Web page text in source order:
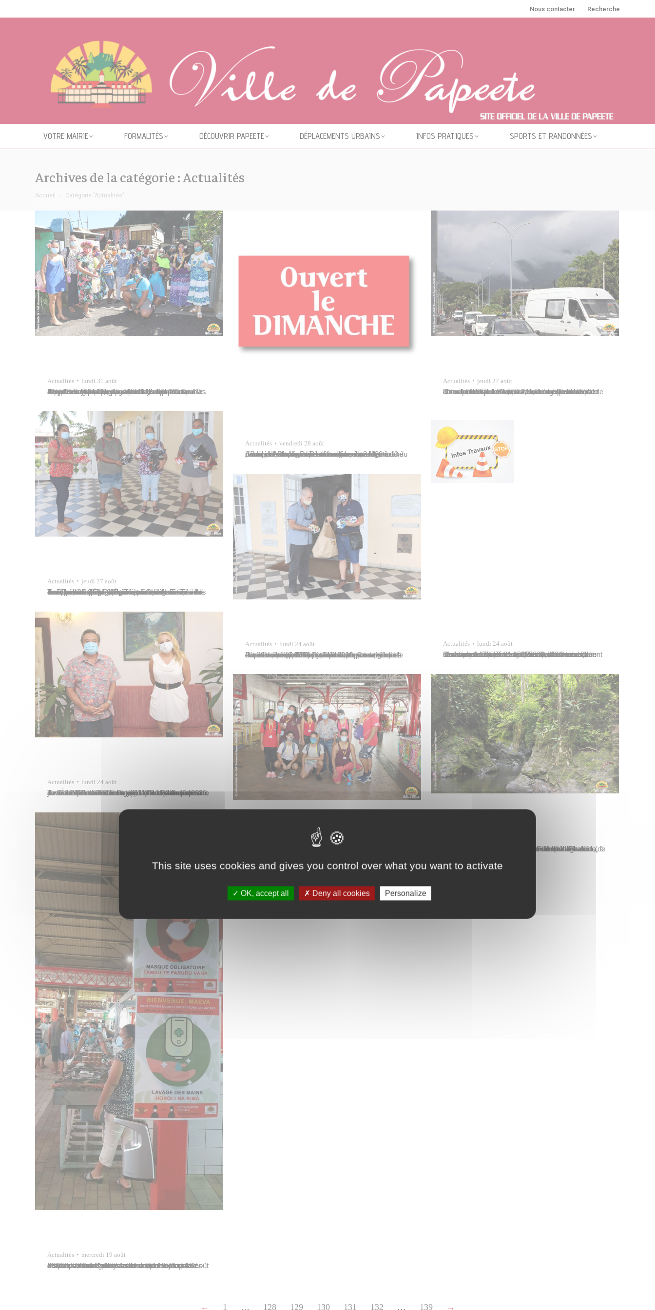
Nous contacter Recherche
VOTRE MAIRIE FORMALITÉS DÉCOUVRIR PAPEETE DÉPLACEMENTS URBAINS INFOS PRATIQUES SPORTS ET RANDONNÉES
Archives de la catégorie :Actualités
Vous êtes ici :
Accueil Catégorie "Actualités"
Actualités lundi 31 août
Afin d’enrayer la propagation du covid-19 en Polynésie française, les autorités ont décidé d’imposer le port du masque dans l’espace public. Dans ce contexte, et pour aider les populations à respecter cette obligation, le Pays a lancé l’opération “Masques solidaires”, en partenariat avec le club FACE, dans le but d’offrir aux familles les plus fragiles…
Actualités vendredi 28 août
Afin de répondre aux nombreuses interrogations du public, la Ville de Papeete confirme que le marché municipal Mapuru a Paraita reste ouvert le dimanche aux heures habituelles, de 3 h 30 à 10 heures. Il est rappelé aux usagers que le port du masque est obligatoire dans le centre-ville, notamment au marché et ses abords…
Actualités jeudi 27 août
Une opération de rénovation, de modernisation et de mise en conformité de l’éclairage public est actuellement en cours à Taunoa. Les travaux se déroulent en journée, pour une durée estimée à deux mois. La zone concernée comprend le chemin vicinal de Patutoa, l’avenue Pomare-V, le cours de l’Union-Sacrée vers le centre nautique de Taunoa, le…
Actualités jeudi 27 août
La Ville de Papeete, représentée par Lowna Teururai, conseillère municipale déléguée à l’aide aux personnes fragiles, a remis trois cents masques de protection sanitaire en tissu à l’association de prévention spécialisée Te Torea le mercredi 26 août 2020, à l’intention des sans-abri de Papeete. Ces masques, confectionnés par des membres de l’Église de Jésus-Christ-des-Saints-des-Derniers-Jours (Église…
Actualités lundi 24 août
Des travaux de bitumage interviendront sur l’Avenue de Tipaerui, de la servitude Grand à la servitude André Juventin (Pinai). Ils se dérouleront à compter du lundi 31 août 2020, pour une durée d’environ trois semaines. Ces travaux seront réalisés de nuit (entre 19 heures et 3 heures), du lundi au jeudi soir inclus. Une circulation…
Actualités lundi 24 août
Deux cent cinquante masques de protection sanitaire confectionnés par des personnes bénéficiaires de conventions d’aide exceptionnelle de solidarité (CAES) ont été offerts par la ville de Papeete, le vendredi 21 août 2020. Ces masques ont été remis par Rémy Brillant, directeur général des services, à Christian Jonc, responsable de la circonscription de Papeete à la…
Actualités lundi 24 août
Tavana Michel Buillard a reçu Liliane Vallois, nouvelle Directrice Territoriale de la Protection Judiciaire de la Jeunesse (PJJ) lundi 24 août 2020, pour une visite de courtoisie. La PJJ est un service de l’État qui existe en Polynésie française depuis janvier 2006. La Direction de la Protection judiciaire de la Jeunesse est chargée, dans le cadre…
lundi 24 août
Actualités mercredi 19 août
Les conditions d’accès au marché municipal Mapuru a Paraita évoluent en raison de la crise sanitaire liée à l’épidémie de covid-19. Des distributeurs de gel hydroalcoolique sont installés aux sept entrées du marché depuis le jeudi 13 août 2020. Un sens de circulation a été mis en place dans le secteur où les snacks se…
← 1 … 128 129 130 131 132 … 139 →
This site uses cookies and gives you control over what you want to activate
OK, accept all Deny all cookies Personalize